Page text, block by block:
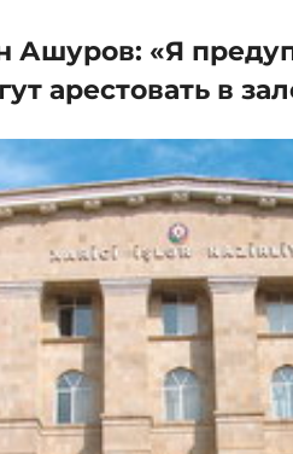
Ашуров: «Я
арестовать в